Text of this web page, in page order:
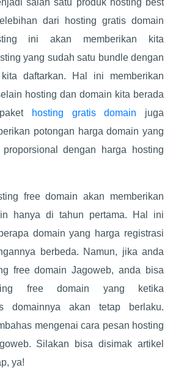
dari hosting gratis domain
ini akan memberikan kita
yang sudah satu bundle dengan
daftarkan. Hal ini memberikan
hosting dan domain kita berada
hosting gratis domain juga
potongan harga domain yang
dengan harga hosting
free domain akan memberikan
hanya di tahun pertama. Hal ini
domain yang harga registrasi
berbeda. Namun, jika anda
free domain Jagoweb, anda bisa
free domain yang ketika
domainnya akan tetap berlaku.
mengenai cara pesan hosting
Silakan bisa disimak artikel
ya!